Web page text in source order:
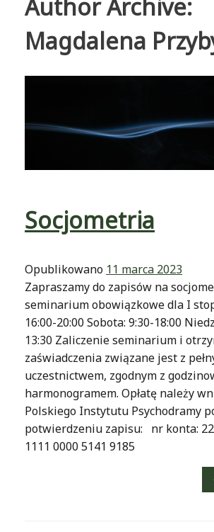
Author Archive:
Magdalena
Socjometria
Opublikowano 11 marca 2023
Zapraszamy do zapisów na
seminarium obowiązkowe dla I
16:00-20:00 Sobota: 9:30-18:00
13:30 Zaliczenie seminarium i
zaświadczenia związane jest z
uczestnictwem, zgodnym z
harmonogramem. Opłatę należy
Polskiego Instytutu Psychodramy
potwierdzeniu zapisu: nr konta: 22
1111 0000 5141 9185